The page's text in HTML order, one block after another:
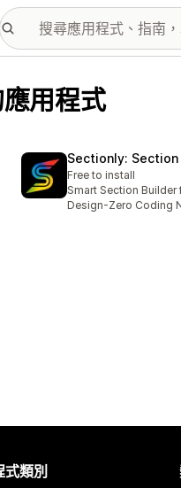
用程式
Sectionly: Section
Free to install
Smart Section Builder
Design-Zero Coding
類別